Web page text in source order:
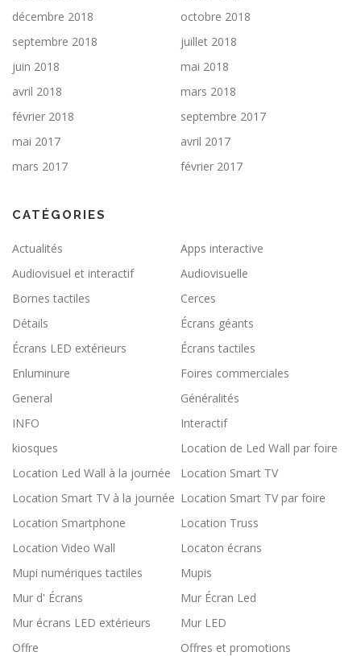
décembre 2018
octobre 2018
septembre 2018
juillet 2018
juin 2018
mai 2018
avril 2018
mars 2018
février 2018
septembre 2017
mai 2017
avril 2017
mars 2017
février 2017
CATÉGORIES
Actualités
Apps interactive
Audiovisuel et interactif
Audiovisuelle
Bornes tactiles
Cerces
Détails
Écrans géants
Écrans LED extérieurs
Écrans tactiles
Enluminure
Foires commerciales
General
Généralités
INFO
Interactif
kiosques
Location de Led Wall par foire
Location Led Wall à la journée
Location Smart TV
Location Smart TV à la journée Location Smart TV par foire
Location Smartphone
Location Truss
Location Video Wall
Locaton écrans
Mupi numériques tactiles
Mupis
Mur d' Écrans
Mur Écran Led
Mur écrans LED extérieurs
Mur LED
Offre
Offres et promotions